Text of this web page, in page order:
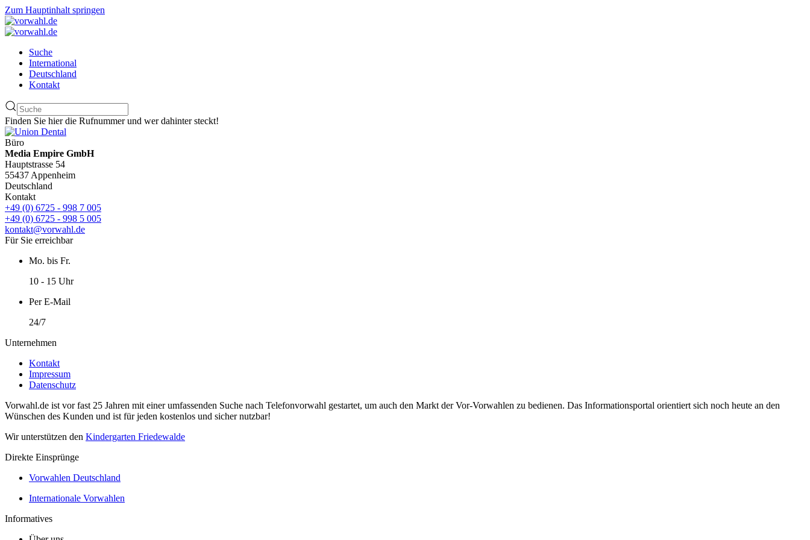
Zum Hauptinhalt springen
Suche
International
Deutschland
Kontakt
Finden Sie hier die Rufnummer und wer dahinter steckt!
Büro
Media Empire GmbH
Hauptstrasse 54
55437 Appenheim
Deutschland
Kontakt
+49 (0) 6725 - 998 7 005
+49 (0) 6725 - 998 5 005
kontakt@vorwahl.de
Für Sie erreichbar
Mo. bis Fr.
10 - 15 Uhr
Per E-Mail
24/7
Unternehmen
Kontakt
Impressum
Datenschutz
Vorwahl.de ist vor fast 25 Jahren mit einer umfassenden Suche nach Telefonvorwahl gestartet, um auch den Markt der Vor-Vorwahlen zu bedienen. Das Informationsportal orientiert sich noch heute an den
Wünschen des Kunden und ist für jeden kostenlos und sicher nutzbar!
Wir unterstützen den Kindergarten Friedewalde
Direkte Einsprünge
Vorwahlen Deutschland
Internationale Vorwahlen
Informatives